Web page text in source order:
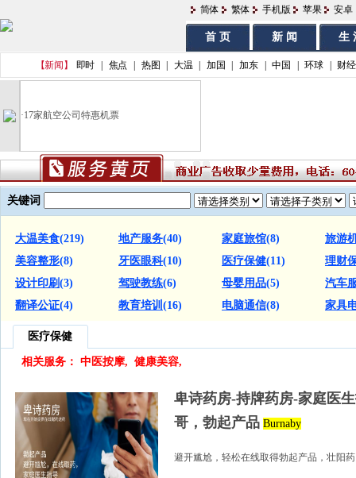
简体 繁体 手机版 苹果 安卓
首 页 新 闻 生
【新闻】 即时 焦点 热图 大温 加国 加东 中国 环球 财经
·17家航空公司特惠机票
关键词
大温美食(219) 地产服务(40) 家庭旅馆(8)
旅游
美容整形(8) 牙医眼科(10) 医疗保健(11)
理财
设计印刷(3) 驾驶教练(6) 母婴用品(5)
汽车
翻译公证(4) 教育培训 (16) 电脑通信(8) 家具
医疗保健
相关服务： 中医按摩, 健康美容,
卑诗药房-持牌药房-家庭医
哥，勃起产品 Burnaby
避开尴尬，轻松在线取得勃起产品，壮阳